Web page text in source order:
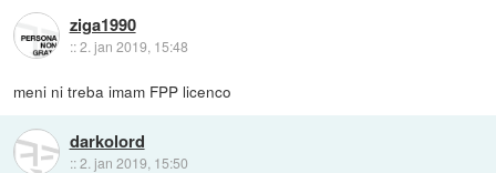
ziga1990
::2. jan 2019, 15:48
meni ni treba imam FPP licenco
darkolord
::2. jan 2019, 15:50